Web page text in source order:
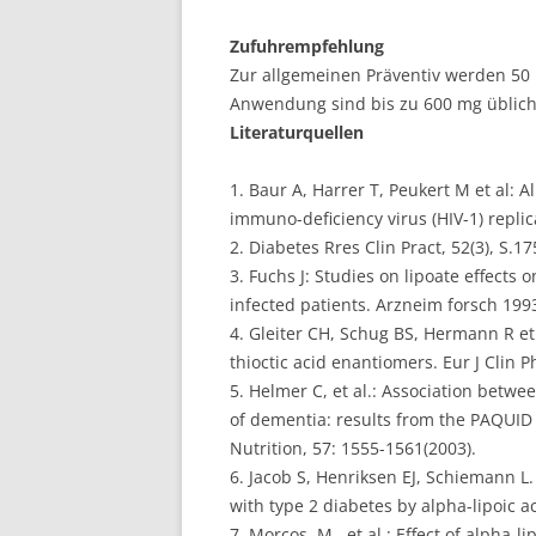
Zufuhrempfehlung
Zur allgemeinen Präventiv werden
Anwendung sind bis zu 600 mg
Literaturquellen
1. Baur A, Harrer T, Peukert M et al:
immuno-deficiency virus (HIV-1)
2. Diabetes Rres Clin Pract, 52(3),
3. Fuchs J: Studies on lipoate effects
infected patients. Arzneim forsch
4. Gleiter CH, Schug BS, Hermann R
thioctic acid enantiomers. Eur J Clin
5. Helmer C, et al.: Association
of dementia: results from the
Nutrition, 57: 1555-1561(2003).
6. Jacob S, Henriksen EJ,
with type 2 diabetes by alpha-lipoic